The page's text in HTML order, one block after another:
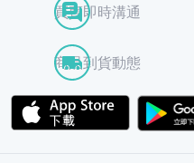
買賣即時溝通
商品到貨動態
APP